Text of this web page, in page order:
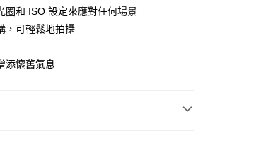
星展（台灣）商業銀行
中國信託商業銀行
遠東國際商業銀行
永豐商業銀行
含以上)免運費
含以上)免運費
圈和 ISO 設定來應對任何場景
，可輕鬆地拍攝
添懷舊氣息